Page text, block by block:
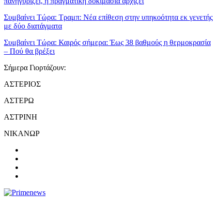
Συμβαίνει Τώρα: Τραμπ: Νέα επίθεση στην υπηκοότητα εκ γενετής
με δύο διατάγματα
Συμβαίνει Τώρα: Καιρός σήμερα: Έως 38 βαθμούς η θερμοκρασία
– Πού θα βρέξει
Σήμερα Γιορτάζουν:
ΑΣΤΕΡΙΟΣ
ΑΣΤΕΡΩ
ΑΣΤΡΙΝΗ
ΝΙΚΑΝΩΡ